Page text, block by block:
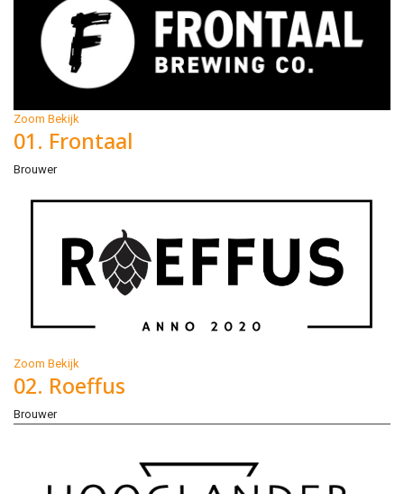
Zoom Bekijk
01. Frontaal
Brouwer
Zoom Bekijk
02. Roeffus
Brouwer